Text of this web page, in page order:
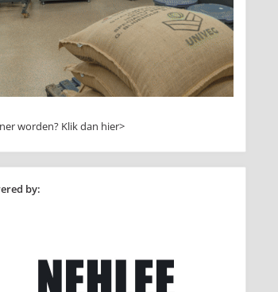
worden? Klik dan hier>
by: